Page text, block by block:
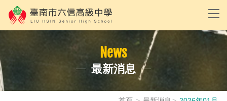
News
最新消息